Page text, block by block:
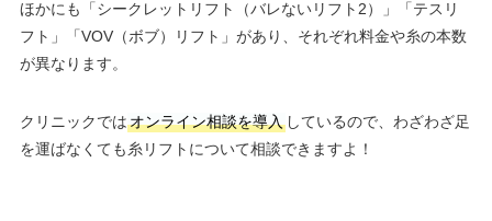
ほかにも「シークレットリフト（バレないリフト2）」「テスリ
フト」「VOV（ボブ）リフト」があり、それぞれ料金や糸の本数
が異なります。
クリニックではオンライン相談を導入しているので、わざわざ足
を運ばなくても糸リフトについて相談できますよ！